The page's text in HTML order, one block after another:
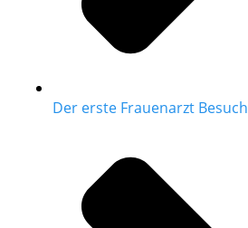
Der erste Frauenarzt Besuch